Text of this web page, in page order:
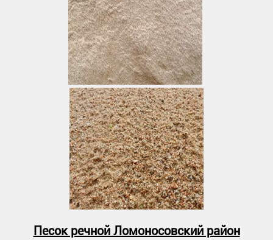
Песок речной Ломоносовский район